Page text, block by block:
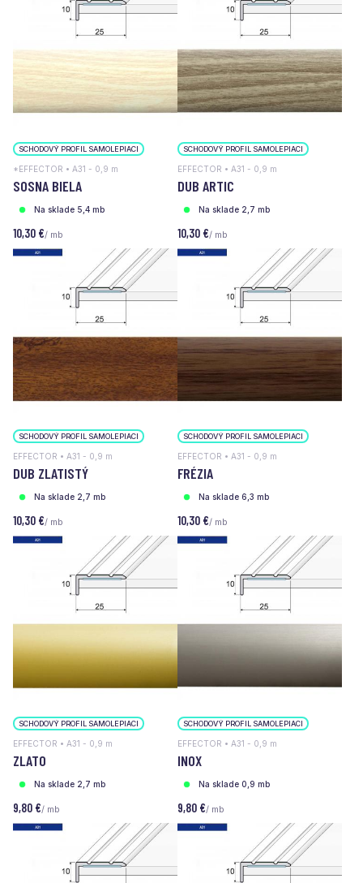
SCHODOVÝ PROFIL SAMOLEPIACI
*EFFECTOR • A31 - 0,9 m
SOSNA BIELA
Na sklade 5,4 mb
10,30 €/ mb
SCHODOVÝ PROFIL SAMOLEPIACI
EFFECTOR • A31 - 0,9 m
DUB ARTIC
Na sklade 2,7 mb
10,30 €/ mb
SCHODOVÝ PROFIL SAMOLEPIACI
EFFECTOR • A31 - 0,9 m
DUB ZLATISTÝ
Na sklade 2,7 mb
10,30 €/ mb
SCHODOVÝ PROFIL SAMOLEPIACI
EFFECTOR • A31 - 0,9 m
FRÉZIA
Na sklade 6,3 mb
10,30 €/ mb
SCHODOVÝ PROFIL SAMOLEPIACI
EFFECTOR • A31 - 0,9 m
ZLATO
Na sklade 2,7 mb
9,80 €/ mb
SCHODOVÝ PROFIL SAMOLEPIACI
EFFECTOR • A31 - 0,9 m
INOX
Na sklade 0,9 mb
9,80 €/ mb